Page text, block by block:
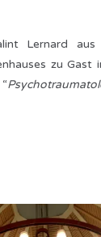
Lernard
zu Gast